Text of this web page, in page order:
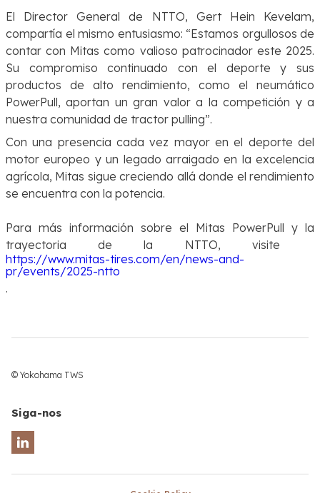
El Director General de NTTO, Gert Hein Kevelam,
compartía el mismo entusiasmo: “Estamos orgullosos de
contar con Mitas como valioso patrocinador este 2025.
Su compromiso continuado con el deporte y sus
productos de alto rendimiento, como el neumático
PowerPull, aportan un gran valor a la competición y a
nuestra comunidad de tractor pulling”.
Con una presencia cada vez mayor en el deporte del
motor europeo y un legado arraigado en la excelencia
agrícola, Mitas sigue creciendo allá donde el rendimiento
se encuentra con la potencia.
Para más información sobre el Mitas PowerPull y la
trayectoria de la NTTO, visite
https://www.mitas-tires.com/en/news-and-
pr/events/2025-ntto
.
© Yokohama TWS
Siga-nos